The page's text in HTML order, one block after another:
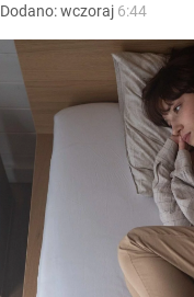
Dodano:wczoraj 6:44